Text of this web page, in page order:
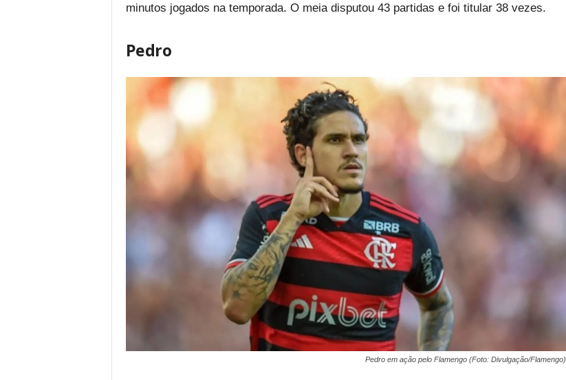
minutos jogados na temporada. O meia disputou 43 partidas e foi titular 38 vezes.
Pedro
Pedro em ação pelo Flamengo (Foto: Divulgação/Flamengo)